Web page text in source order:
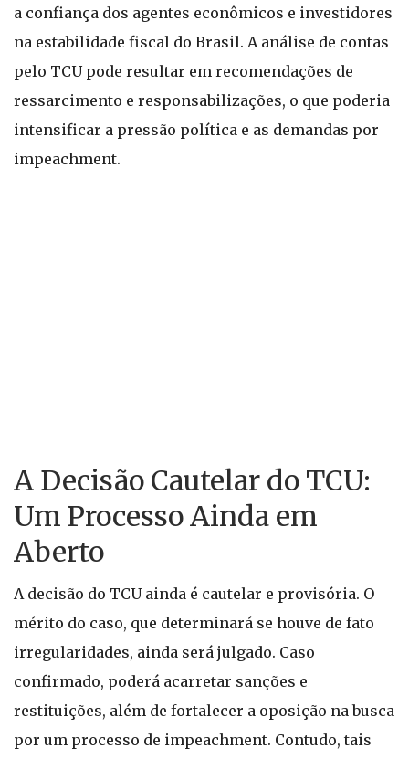
a confiança dos agentes econômicos e investidores
na estabilidade fiscal do Brasil. A análise de contas
pelo TCU pode resultar em recomendações de
ressarcimento e responsabilizações, o que poderia
intensificar a pressão política e as demandas por
impeachment.
A Decisão Cautelar do TCU:
Um Processo Ainda em
Aberto
A decisão do TCU ainda é cautelar e provisória. O
mérito do caso, que determinará se houve de fato
irregularidades, ainda será julgado. Caso
confirmado, poderá acarretar sanções e
restituições, além de fortalecer a oposição na busca
por um processo de impeachment. Contudo, tais